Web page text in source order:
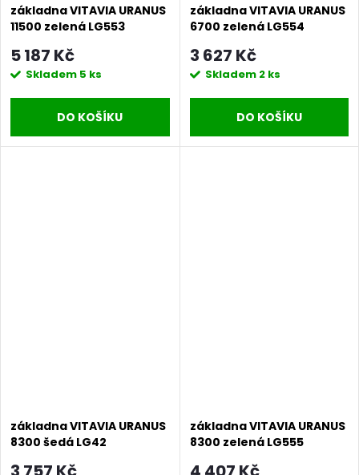
základna VITAVIA URANUS
11500 zelená LG553
5 187 Kč
Skladem 5 ks
DO KOŠÍKU
základna VITAVIA URANUS
6700 zelená LG554
3 627 Kč
Skladem 2 ks
DO KOŠÍKU
základna VITAVIA URANUS
8300 šedá LG42
základna VITAVIA URANUS
8300 zelená LG555